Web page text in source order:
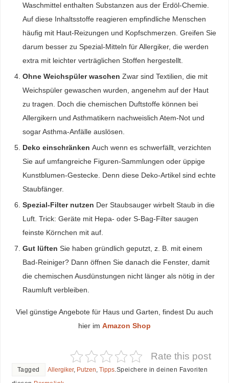
Waschmittel enthalten Substanzen aus der Erdöl-Chemie.
Auf diese Inhaltsstoffe reagieren empfindliche Menschen
häufig mit Haut-Reizungen und Kopfschmerzen. Greifen Sie
darum besser zu Spezial-Mitteln für Allergiker, die werden
extra mit leichter verträglichen Stoffen hergestellt.
Ohne Weichspüler waschen Zwar sind Textilien, die mit
Weichspüler gewaschen wurden, angenehm auf der Haut
zu tragen. Doch die chemischen Duftstoffe können bei
Allergikern und Asthmatikern nachweislich Atem-Not und
sogar Asthma-Anfälle auslösen.
Deko einschränkenAuch wenn es schwerfällt, verzichten
Sie auf umfangreiche Figuren-Sammlungen oder üppige
Kunstblumen-Gestecke. Denn diese Deko-Artikel sind echte
Staubfänger.
Spezial-Filter nutzen Der Staubsauger wirbelt Staub in die
Luft. Trick: Geräte mit Hepa- oder S-Bag-Filter saugen
feinste Körnchen mit auf.
Gut lüften Sie haben gründlich geputzt, z. B. mit einem
Bad-Reiniger? Dann öffnen Sie danach die Fenster, damit
die chemischen Ausdünstungen nicht länger als nötig in der
Raumluft verbleiben.
Viel günstige Angebote für Haus und Garten, findest Du auch
hier im Amazon Shop
Rate this post
Tagged Allergiker, Putzen, Tipps.Speichere in deinen Favoriten